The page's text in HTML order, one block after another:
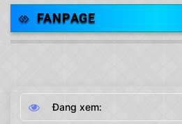
FANPAGE
Đang xem: